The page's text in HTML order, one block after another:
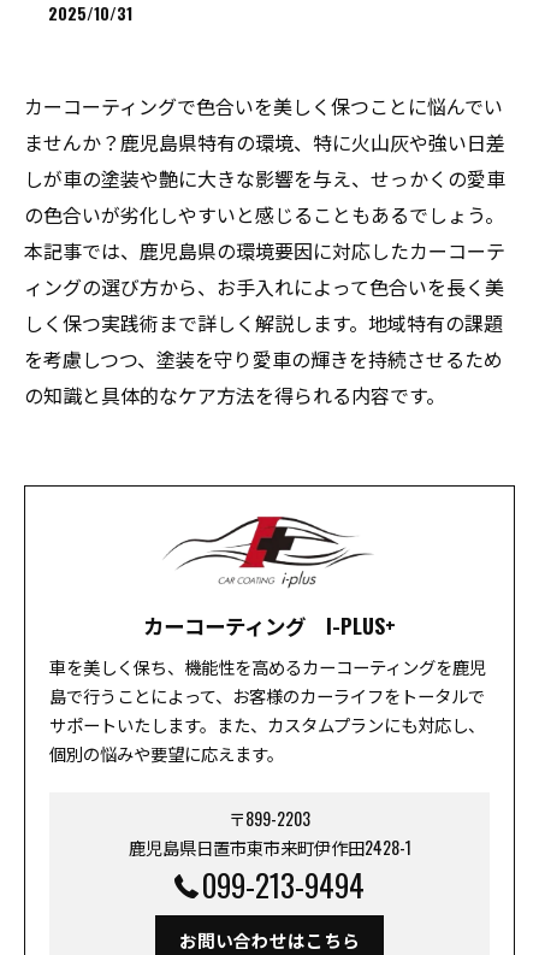
2025/10/31
カーコーティングで色合いを美しく保つことに悩んでい
ませんか？鹿児島県特有の環境、特に火山灰や強い日差
しが車の塗装や艶に大きな影響を与え、せっかくの愛車
の色合いが劣化しやすいと感じることもあるでしょう。
本記事では、鹿児島県の環境要因に対応したカーコーテ
ィングの選び方から、お手入れによって色合いを長く美
しく保つ実践術まで詳しく解説します。地域特有の課題
を考慮しつつ、塗装を守り愛車の輝きを持続させるため
の知識と具体的なケア方法を得られる内容です。
カーコーティング I-PLUS+
車を美しく保ち、機能性を高めるカーコーティングを鹿児
島で行うことによって、お客様のカーライフをトータルで
サポートいたします。また、カスタムプランにも対応し、
個別の悩みや要望に応えます。
〒899-2203
鹿児島県日置市東市来町伊作田2428-1
099-213-9494
お問い合わせはこちら